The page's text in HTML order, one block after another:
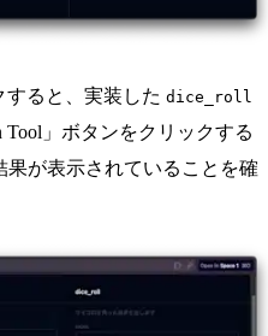
すると、実装した dice_roll
」ボタンをクリックする
が表示されていることを確